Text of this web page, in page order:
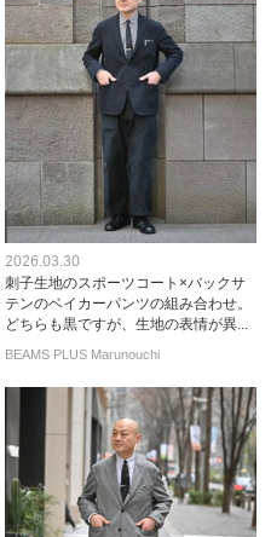
2026.03.30
刺子生地のスポーツコート×バックサ
テンのベイカーパンツの組み合わせ。
どちらも黒ですが、生地の表情が異...
BEAMS PLUS Marunouchi